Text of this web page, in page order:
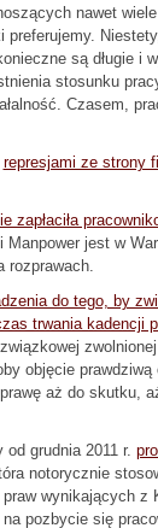
nawet
preferujemy.
są długie i
stosunku
Czasem,
represjami ze strony
zapłaciła
jest w
rozprawach.
do tego, by
trwania kadencji
objęcie prawdziwą
aż do skutku,
grudnia 2011 r.
notorycznie
wynikających
pozbycie się